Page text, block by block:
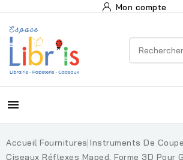
Mon compte

Accueil Fournitures Instruments De
Ciseaux Réflexes Maped, Forme 3D Pour